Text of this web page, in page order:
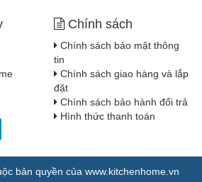
Chính sách
Chính sách bảo mật thông
tin
Chính sách giao hàng và lắp
đặt
Chính sách bảo hành đổi trả
Hình thức thanh toán
bản quyền của www.kitchenhome.vn